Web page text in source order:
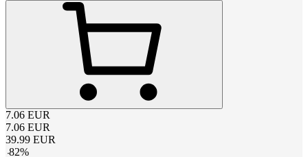
7.06 EUR
7.06 EUR
39.99 EUR
-82%